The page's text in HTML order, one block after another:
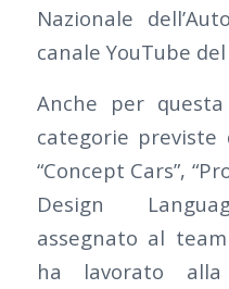
Nazionale
canale YouTube
Anche per
categorie previste
“Concept Cars”,
Design
assegnato al
ha lavorato